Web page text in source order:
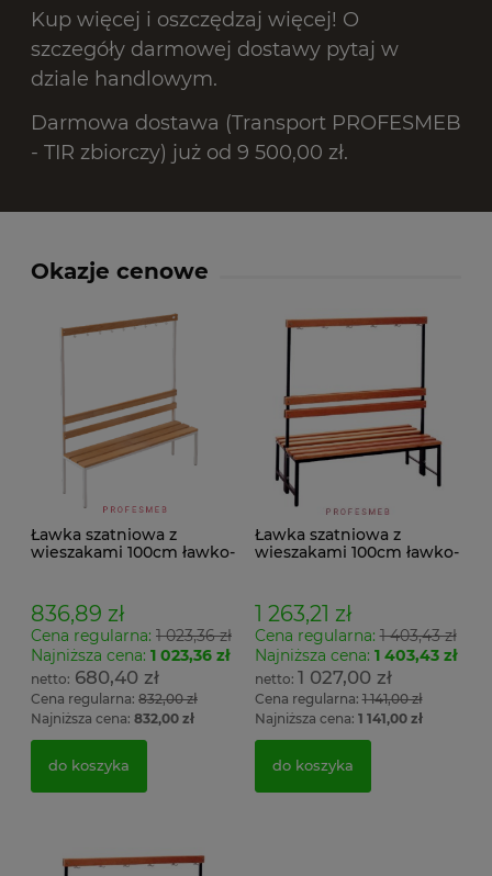
Kup więcej i oszczędzaj więcej! O
szczegóły darmowej dostawy pytaj w
dziale handlowym.
Darmowa dostawa (Transport PROFESMEB
- TIR zbiorczy) już od 9 500,00 zł.
Okazje cenowe
Ławka szatniowa z
wieszakami 100cm ławko-
836,89 zł
Cena regularna: 1 023,36 zł
Najniższa cena: 1 023,36 zł
680,40 zł
Cena regularna: 832,00 zł
Najniższa cena: 832,00 zł
do koszyka
Ławka szatniowa z
wieszakami 100cm ławko-
1 263,21 zł
Cena regularna:1 403,43 zł
Najniższa cena: 1 403,43 zł
1 027,00 zł
Cena regularna:1 141,00 zł
Najniższa cena: 1 141,00 zł
do koszyka